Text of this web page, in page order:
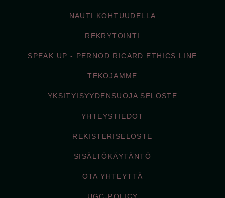
NAUTI KOHTUUDELLA
REKRYTOINTI
SPEAK UP - PERNOD RICARD ETHICS LINE
TEKOJAMME
YKSITYISYYDENSUOJA SELOSTE
YHTEYSTIEDOT
REKISTERISELOSTE
SISÄLTÖKÄYTÄNTÖ
OTA YHTEYTTÄ
UGC-POLICY